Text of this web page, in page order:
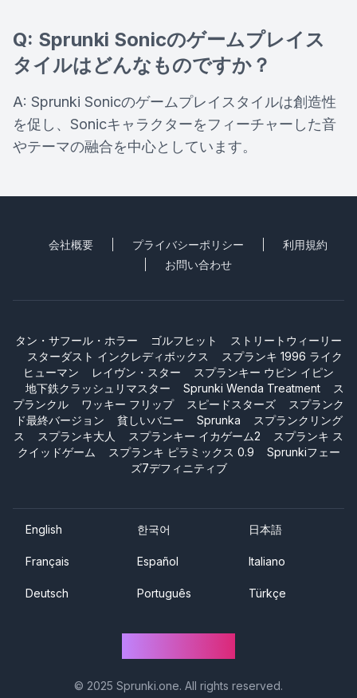
Q: Sprunki Sonicのゲームプレイス
タイルはどんなものですか？
A: Sprunki Sonicのゲームプレイスタイルは創造性
を促し、Sonicキャラクターをフィーチャーした音
やテーマの融合を中心としています。
会社概要 プライバシーポリシー
利用規約
お問い合わせ
タン・サフール・ホラー ゴルフヒット
ストリートウィーリー
スターダスト インクレディボックス
スプランキ 1996 ライク
ヒューマン
レイヴン・スター
スプランキー ウピン イピン
地下鉄クラッシュリマスター
Sprunki Wenda Treatment
ス
プランクル
ワッキー フリップ スピードスターズ
スプランク
ド最終バージョン
貧しいバニー Sprunka
スプランクリング
ス
スプランキ大人 スプランキー イカゲーム2
スプランキ ス
クイッドゲーム
スプランキ ピラミックス 0.9
Sprunkiフェー
ズ7デフィニティブ
English 한국어 日本語
Français Español Italiano
Deutsch Português Türkçe
© 2025 Sprunki.one. All rights reserved.